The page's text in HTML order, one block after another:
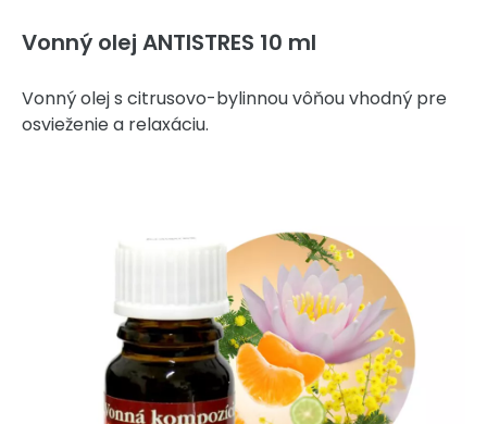
Vonný olej ANTISTRES 10 ml
Vonný olej s citrusovo-bylinnou vôňou vhodný pre
osvieženie a relaxáciu.